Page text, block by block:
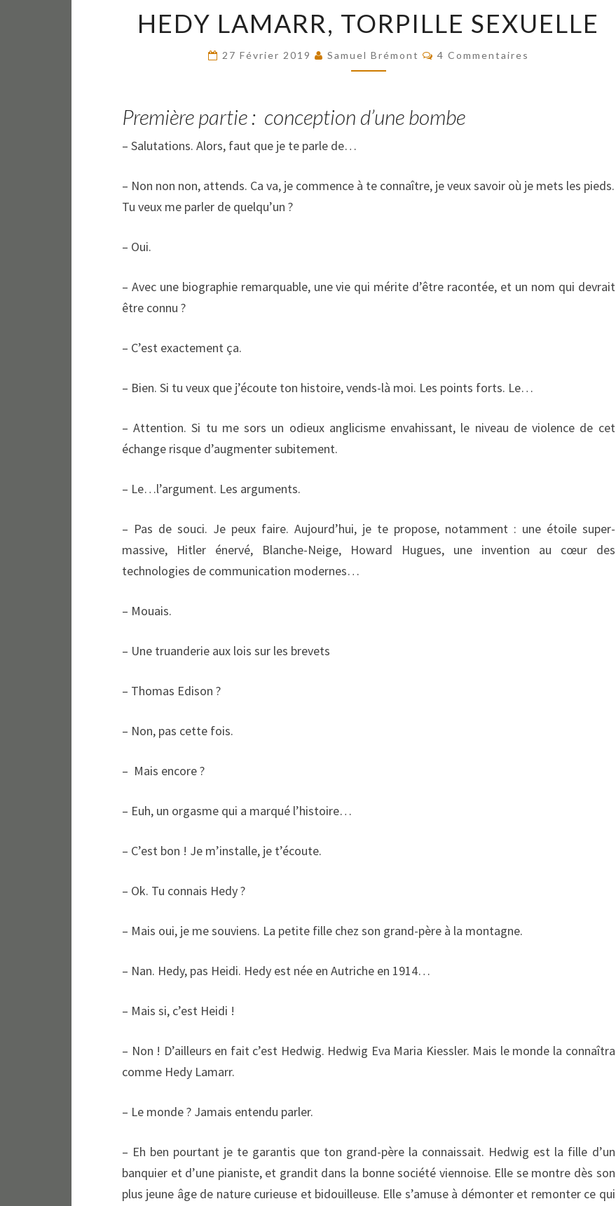
LAMARR,
SEXUELLE
HEDY LAMARR, TORPILLE SEXUELLE
27 Février 2019 Samuel Brémont Commentaires
4 Commentaires
Première partie : conception d’une bombe
– Salutations. Alors, faut que je te parle de…
– Non non non, attends. Ca va, je commence à te connaître, je veux savoir où je mets les pieds.
Tu veux me parler de quelqu’un ?
– Oui.
– Avec une biographie remarquable, une vie qui mérite d’être racontée, et un nom qui devrait
être connu ?
– C’est exactement ça.
– Bien. Si tu veux que j’écoute ton histoire, vends-là moi. Les points forts. Le…
– Attention. Si tu me sors un odieux anglicisme envahissant, le niveau de violence de cet
échange risque d’augmenter subitement.
– Le…l’argument. Les arguments.
– Pas de souci. Je peux faire. Aujourd’hui, je te propose, notamment : une étoile super-
massive, Hitler énervé, Blanche-Neige, Howard Hugues, une invention au cœur des
technologies de communication modernes…
– Mouais.
– Une truanderie aux lois sur les brevets
– Thomas Edison ?
– Non, pas cette fois.
– Mais encore ?
– Euh, un orgasme qui a marqué l’histoire…
– C’est bon ! Je m’installe, je t’écoute.
– Ok. Tu connais Hedy ?
– Mais oui, je me souviens. La petite fille chez son grand-père à la montagne.
– Nan. Hedy, pas Heidi. Hedy est née en Autriche en 1914…
– Mais si, c’est Heidi !
– Non ! D’ailleurs en fait c’est Hedwig. Hedwig Eva Maria Kiessler. Mais le monde la connaîtra
comme Hedy Lamarr.
– Le monde ? Jamais entendu parler.
– Eh ben pourtant je te garantis que ton grand-père la connaissait. Hedwig est la fille d’un
banquier et d’une pianiste, et grandit dans la bonne société viennoise. Elle se montre dès son
plus jeune âge de nature curieuse et bidouilleuse. Elle s’amuse à démonter et remonter ce qui